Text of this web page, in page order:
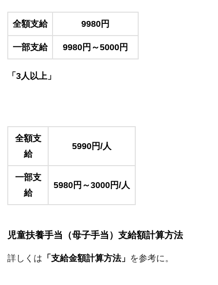
全額支給 9980円
一部支給 9980円～5000円
「3人以上」
全額支
給
5990円/人
一部支
給
5980円～3000円/人
児童扶養手当（母子手当）支給額計算方法
詳しくは 「支給金額計算方法」 を参考に。